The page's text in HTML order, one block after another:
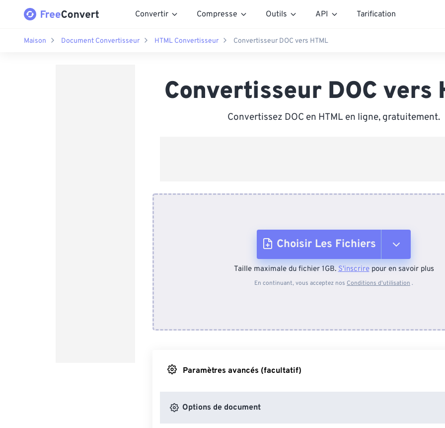
Convertir Compresse Outils API Tarification
Maison Document Convertisseur HTML Convertisseur Convertisseur DOC vers HTML
Convertisseur DOC vers
Convertissez DOC en HTML en ligne, gratuitement.
Choisir Les Fichiers
Depuis l'appareil
Taille maximale du fichier 1GB.S'inscrirepour en savoir plus
En continuant, vous acceptez nos Conditions d'utilisation .
Paramètres avancés (facultatif)
Options de document